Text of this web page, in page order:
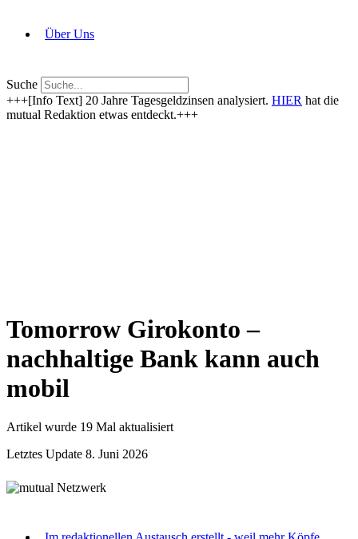
Über Uns
Suche
+++[Info Text] 20 Jahre Tagesgeldzinsen analysiert. HIER hat die
mutual Redaktion etwas entdeckt.+++
Tomorrow Girokonto –
nachhaltige Bank kann auch
mobil
Artikel wurde 19 Mal aktualisiert
Letztes Update 8. Juni 2026